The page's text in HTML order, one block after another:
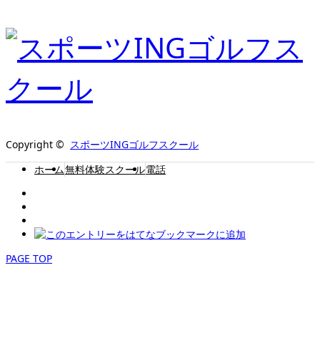
Copyright © スポーツINGゴルフスクール
ホーム無料体験スクール電話
PAGE TOP